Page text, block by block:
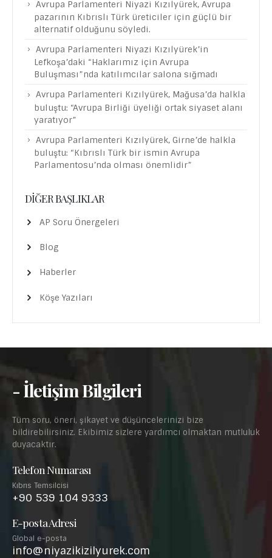
Avrupa Parlamenteri Niyazi Kızılyürek, Avrupa
pazarının Kıbrıslı Türk üreticiler için güçlü bir
alternatif olduğunu söyledi.
Avrupa Parlamenteri Niyazi Kızılyürek’in
Lefkoşa’daki “Haklarımız için Avrupa
Buluşması”nda katılımcılar salona sığmadı
Avrupa Parlamenteri Kızılyürek, Mağusa’da halkla
buluştu: “Avrupa Birliği üyeliği ortak siyaset alanı
yaratıyor”
Avrupa Parlamenteri Kızılyürek, Girne’de halkla
buluştu: “Kıbrıslı Türk bir ismin Avrupa
Parlamentosu’nda olması önemlidir”
DIĞER BAŞLIKLAR
AP Soru Önergeleri
Blog
Haberler
Köşe Yazıları
- İletişim Bilgileri
Tüm soru, öneri, şikayet ve düşüncelerinizi bize
bildirebilirsiniz. Ekibimiz sizlere yardımcı olmaktan mutluluk
duyacaktır.
Telefon Numarası
Kıbrıs Temsilcisi
+90 539 104 9333
E-posta Adresi
Global e-posta
info@niyazikizilyurek.com